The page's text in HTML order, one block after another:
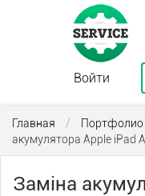
Войти
Главная / Портфолио
акумулятора Apple iPad
Заміна